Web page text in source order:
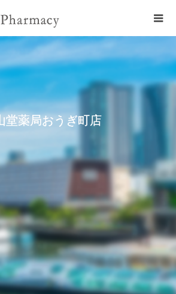
堂薬局おうぎ町店
薬局おうぎ町店
店舗詳細